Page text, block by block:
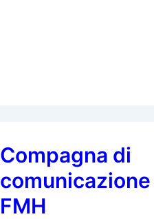
Compagna di
comunicazione
FMH